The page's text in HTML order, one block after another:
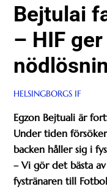
Bejtulai
– HIF
HELSINGBORGS IF
Egzon Bejtuali är
Under tiden
backen håller sig i
– Vi gör det bästa
fystränaren till